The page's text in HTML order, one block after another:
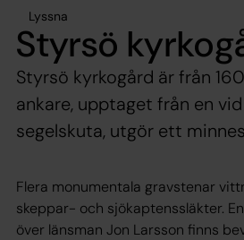
Lyssna
Styrsö
Styrsö kyrkogård är från
ankare, upptaget från en
segelskuta, utgör ett
Flera monumentala gravstenar
skeppar- och sjökaptenssläkter.
över länsman Jon Larsson finns